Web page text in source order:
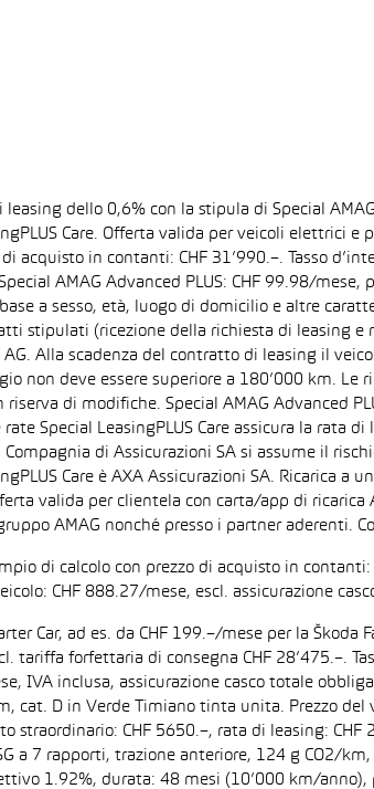
dello 0,6% con la stipula di Special
Care. Offerta valida per veicoli elettrici
acquisto in contanti: CHF 31’990.–. Tasso
AMAG Advanced PLUS: CHF 99.98/
base a sesso, età, luogo di domicilio e altre
stipulati (ricezione della richiesta di leasing
Alla scadenza del contratto di leasing il
non deve essere superiore a 180’000 km.
riserva di modifiche. Special AMAG Advanced
rate Special LeasingPLUS Care assicura la
di Assicurazioni SA si assume il
Care è AXA Assicurazioni SA.
valida per clientela con carta/app di
AMAG nonché presso i partner aderenti.
di calcolo con prezzo di acquisto in
CHF 888.27/mese, escl. assicurazione
Car, ad es. da CHF 199.–/mese per la
tariffa forfettaria di consegna CHF 28’475.–.
IVA inclusa, assicurazione casco totale
cat. D in Verde Timiano tinta unita. Prezzo del
straordinario: CHF 5650.–, rata di leasing:
a 7 rapporti, trazione anteriore, 124 g CO2/
1.92%, durata: 48 mesi (10’000 km/